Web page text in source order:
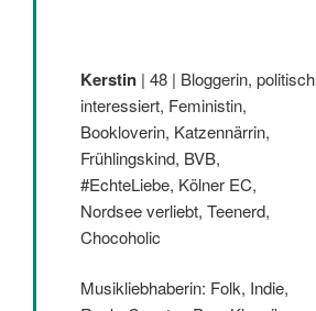
Kerstin | 48 | Bloggerin, politisch
interessiert, Feministin,
Bookloverin, Katzennärrin,
Frühlingskind, BVB,
#EchteLiebe, Kölner EC,
Nordsee verliebt, Teenerd,
Chocoholic
Musikliebhaberin: Folk, Indie,